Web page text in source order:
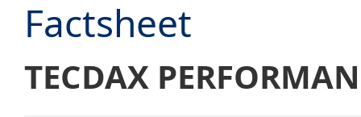
Factsheet
TECDAX